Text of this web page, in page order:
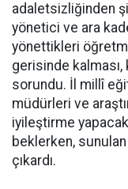
adaletsizliğinden
yönetici ve ara
yönettikleri
gerisinde
sorundu. İl millî
müdürleri ve
iyileştirme
beklerken,
çıkardı.